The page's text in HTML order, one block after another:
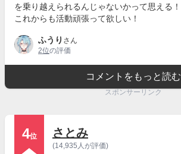
を乗り越えられるんじゃないかって思える！
これからも活動頑張って欲しい！
ふうり さん
2位の評価
コメントをもっと読む
スポンサーリンク
4位 さとみ
(14,935人が評価)